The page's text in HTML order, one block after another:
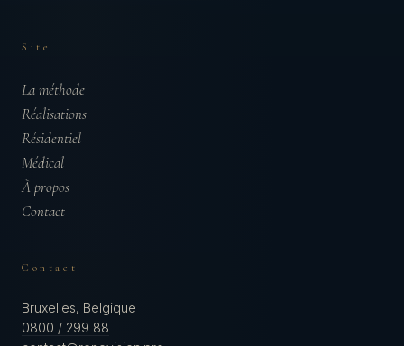
Site
La méthode
Réalisations
Résidentiel
Médical
À propos
Contact
Contact
Bruxelles, Belgique
0800 / 299 88